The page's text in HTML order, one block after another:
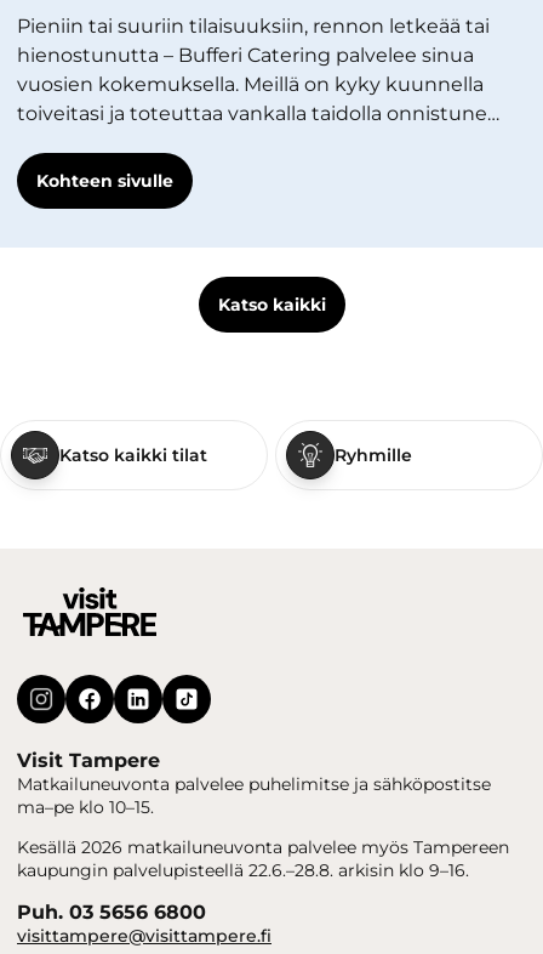
Pieniin tai suuriin tilaisuuksiin, rennon letkeää tai
hienostunutta – Bufferi Catering palvelee sinua
vuosien kokemuksella. Meillä on kyky kuunnella
toiveitasi ja toteuttaa vankalla taidolla onnistune…
Kohteen sivulle
Katso kaikki
Katso kaikki tilat Ryhmille
Visit Tampere
Matkailuneuvonta palvelee puhelimitse ja sähköpostitse
ma–pe klo 10–15.
Kesällä 2026 matkailuneuvonta palvelee myös Tampereen
kaupungin palvelupisteellä 22.6.–28.8. arkisin klo 9–16.
Puh. 03 5656 6800
visittampere@visittampere.fi